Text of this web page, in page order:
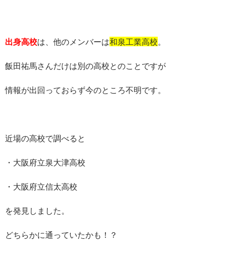
出身高校は、他のメンバーは和泉工業高校。
飯田祐馬さんだけは別の高校とのことですが
情報が出回っておらず今のところ不明です。
近場の高校で調べると
・大阪府立泉大津高校
・大阪府立信太高校
を発見しました。
どちらかに通っていたかも！？